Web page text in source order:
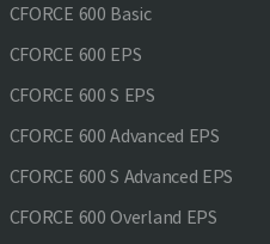
CFORCE 600 Basic
CFORCE 600 EPS
CFORCE 600 S EPS
CFORCE 600 Advanced EPS
CFORCE 600 S Advanced EPS
CFORCE 600 Overland EPS